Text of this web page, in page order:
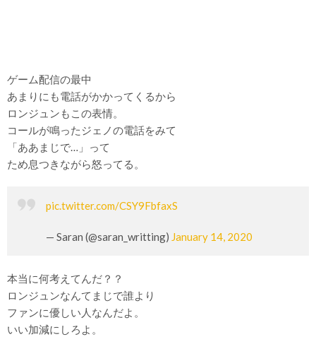
ゲーム配信の最中
あまりにも電話がかかってくるから
ロンジュンもこの表情。
コールが鳴ったジェノの電話をみて
「ああまじで…」って
ため息つきながら怒ってる。
pic.twitter.com/CSY9FbfaxS
— Saran (@saran_writting) January 14, 2020
本当に何考えてんだ？？
ロンジュンなんてまじで誰より
ファンに優しい人なんだよ。
いい加減にしろよ。